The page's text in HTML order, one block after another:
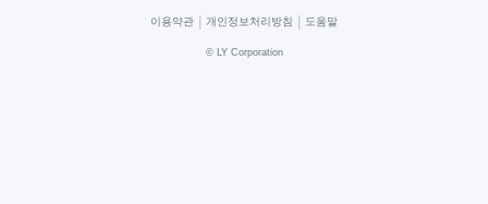
이용약관 개인정보처리방침 도움말
© LY Corporation